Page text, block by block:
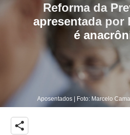
Reforma da
apresentada por
é
Aposentados | Foto: Marcelo
share